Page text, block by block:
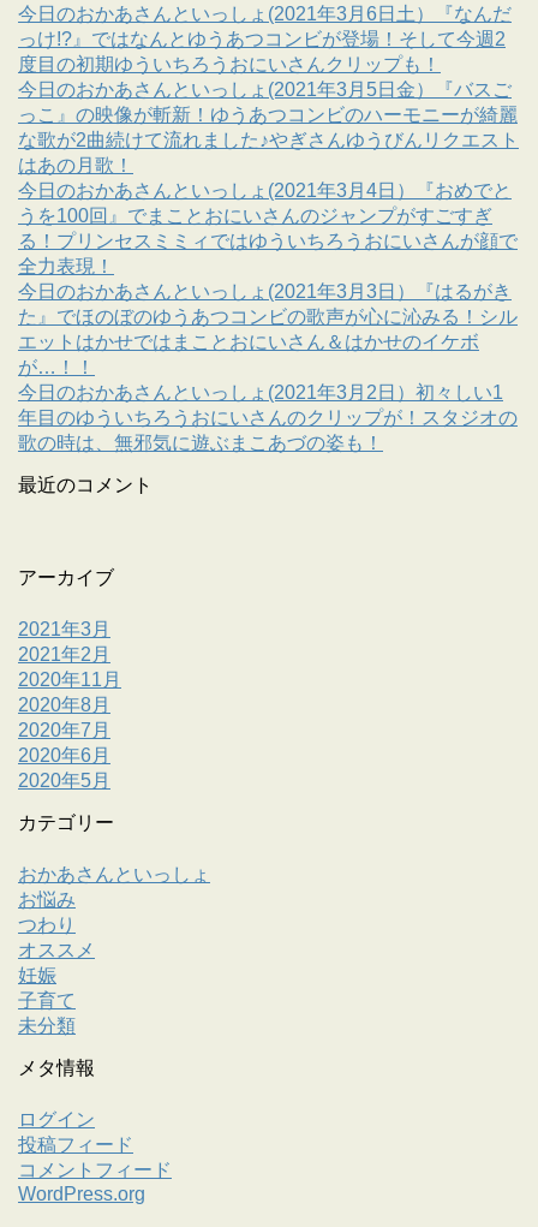
今日のおかあさんといっしょ(2021年3月6日土）『なんだ
っけ!?』ではなんとゆうあつコンビが登場！そして今週2
度目の初期ゆういちろうおにいさんクリップも！
今日のおかあさんといっしょ(2021年3月5日金）『バスご
っこ』の映像が斬新！ゆうあつコンビのハーモニーが綺麗
な歌が2曲続けて流れました♪やぎさんゆうびんリクエスト
はあの月歌！
今日のおかあさんといっしょ(2021年3月4日）『おめでと
うを100回』でまことおにいさんのジャンプがすごすぎ
る！プリンセスミミィではゆういちろうおにいさんが顔で
全力表現！
今日のおかあさんといっしょ(2021年3月3日）『はるがき
た』でほのぼのゆうあつコンビの歌声が心に沁みる！シル
エットはかせではまことおにいさん＆はかせのイケボ
が…！！
今日のおかあさんといっしょ(2021年3月2日）初々しい1
年目のゆういちろうおにいさんのクリップが！スタジオの
歌の時は、無邪気に遊ぶまこあづの姿も！
最近のコメント
アーカイブ
2021年3月
2021年2月
2020年11月
2020年8月
2020年7月
2020年6月
2020年5月
カテゴリー
おかあさんといっしょ
お悩み
つわり
オススメ
妊娠
子育て
未分類
メタ情報
ログイン
投稿フィード
コメントフィード
WordPress.org